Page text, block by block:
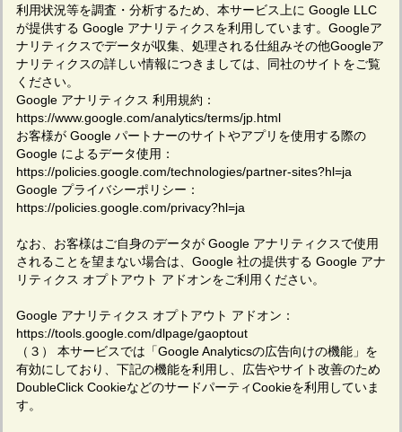
利用状況等を調査・分析するため、本サービス上に Google LLC
が提供する Google アナリティクスを利用しています。Googleア
ナリティクスでデータが収集、処理される仕組みその他Googleア
ナリティクスの詳しい情報につきましては、同社のサイトをご覧
ください。
Google アナリティクス 利用規約：
https://www.google.com/analytics/terms/jp.html
お客様が Google パートナーのサイトやアプリを使用する際の
Google によるデータ使用：
https://policies.google.com/technologies/partner-sites?hl=ja
Google プライバシーポリシー：
https://policies.google.com/privacy?hl=ja
なお、お客様はご自身のデータが Google アナリティクスで使用
されることを望まない場合は、Google 社の提供する Google アナ
リティクス オプトアウト アドオンをご利用ください。
Google アナリティクス オプトアウト アドオン：
https://tools.google.com/dlpage/gaoptout
（３） 本サービスでは「Google Analyticsの広告向けの機能」を
有効にしており、下記の機能を利用し、広告やサイト改善のため
DoubleClick CookieなどのサードパーティCookieを利用していま
す。